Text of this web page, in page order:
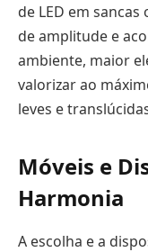
de LED em
de amplitude e
ambiente, maior
valorizar ao
leves e
Móveis e
Harmonia
A escolha e a